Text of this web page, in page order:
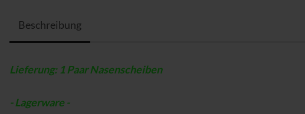
Beschreibung
Lieferung: 1 Paar Nasenscheiben
- Lagerware -